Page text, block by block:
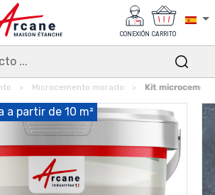
CONEXIÓN CARRITO
Microcemento morado Kit
partir de 10 m²